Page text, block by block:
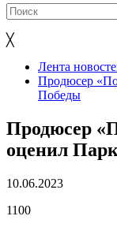
╳
Лента
Продюсер
Победы
Продюсер
оценил
10.06.2023
1100